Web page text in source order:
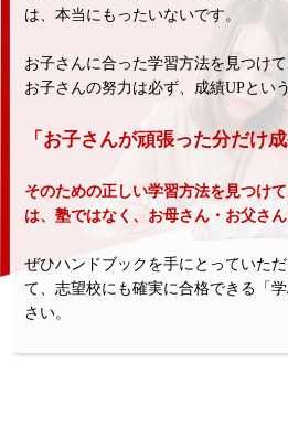
は、本当にもったいないです。
お子さんに合った学習方法を見つけ
お子さんの努力は必ず、成績UPとい
「お子さんが頑張った分だけ
そのための正しい学習方法を見つけ
は、塾ではなく、お母さん・お父さん
ぜひハンドブックを手にとっていた
て、志望校にも確実に合格できる「
さい。